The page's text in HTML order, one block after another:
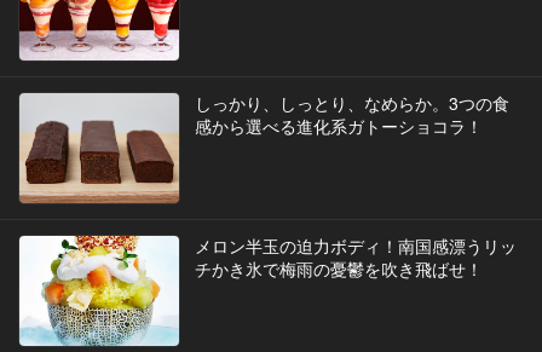
しっかり、しっとり、なめらか。3つの食
感から選べる進化系ガトーショコラ！
メロン半玉の迫力ボディ！南国感漂うリッ
チかき氷で梅雨の憂鬱を吹き飛ばせ！